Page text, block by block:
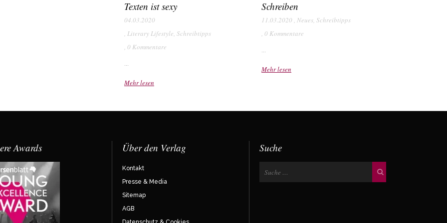
Schreiben
11.03.2020 , Neues, Schreibtipps
, 0 Kommentare
Mehr lesen
Texten ist sexy
04.03.2020
, Literary Lifestyle, Schreibtipps
, 0 Kommentare
Mehr lesen
Awards Über den Verlag
Kontakt
Presse & Media
Sitemap
AGB
Suche